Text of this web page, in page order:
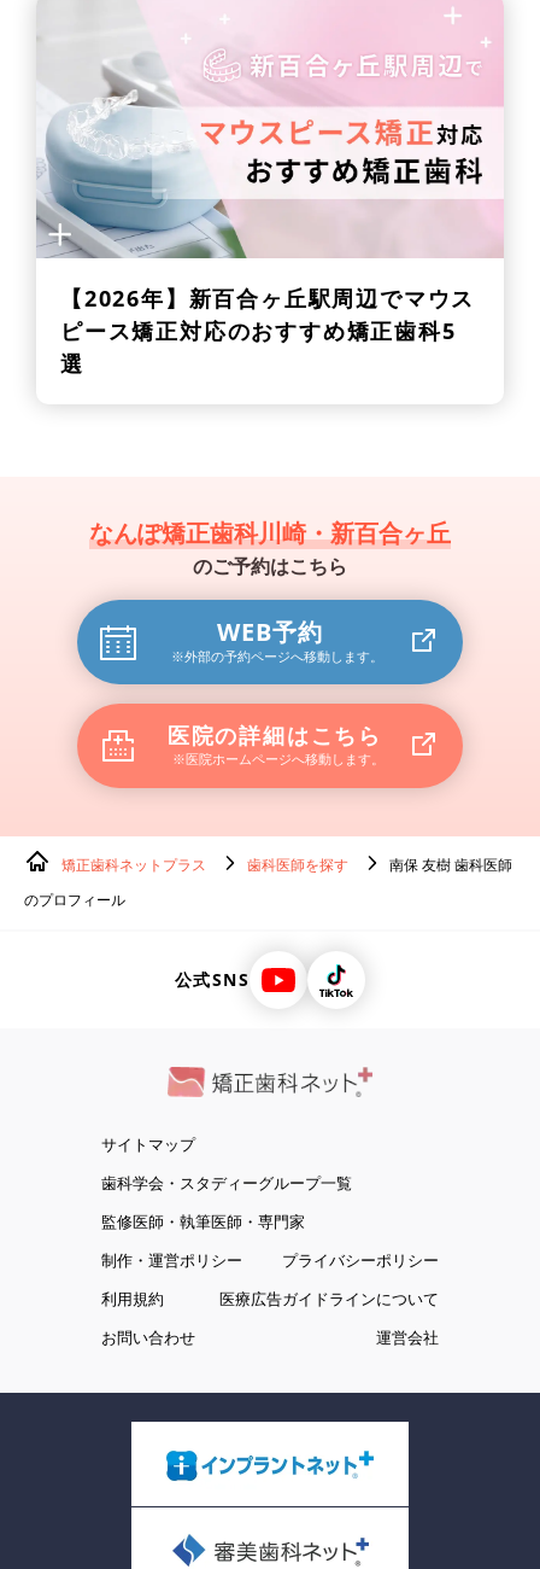
【2026年】 新百合ヶ丘駅周辺でマウス
ピース矯正対応のおすすめ矯正歯科5
選
なんぽ矯正歯科川崎・新百合ヶ丘
のご予約はこちら
WEB予約
※外部の予約ページへ移動します。
医院の詳細はこちら
※医院ホームページへ移動します。
矯正歯科ネットプラス 歯科医師を探す
南保 友樹 歯科医師
のプロフィール
公式SNS
サイトマップ
歯科学会・スタディーグループ一覧
監修医師・執筆医師・専門家
制作・運営ポリシー
プライバシーポリシー
利用規約
医療広告ガイドラインについて
お問い合わせ
運営会社